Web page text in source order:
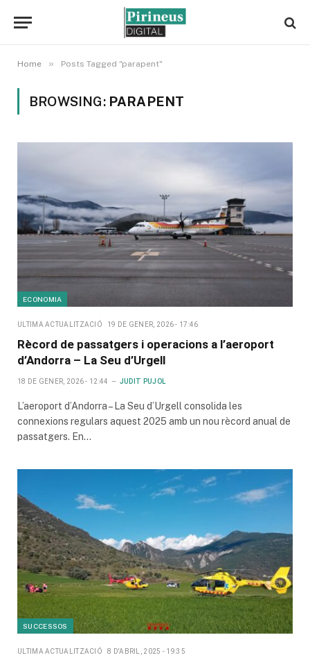
Home » Posts Tagged "parapent"
BROWSING: PARAPENT
ECONOMIA
ULTIMA ACTUALITZACIÓ 19 DE GENER, 2026 - 17:46
Rècord de passatgers i operacions a l’aeroport
d’Andorra – La Seu d’Urgell
18 DE GENER, 2026 - 12:44 JUDIT PUJOL
L’aeroport d’Andorra – La Seu d’Urgell consolida les
connexions regulars aquest 2025 amb un nou rècord anual de
passatgers. En…
SUCCESSOS
ULTIMA ACTUALITZACIÓ 8 D'ABRIL, 2025 - 19:35